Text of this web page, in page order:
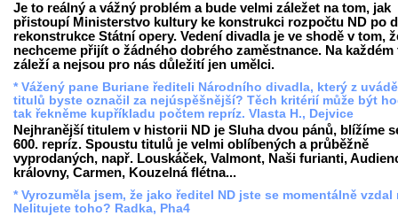
Je to reálný a vážný problém a bude velmi záležet na tom, jak
přistoupí Ministerstvo kultury ke konstrukci rozpočtu ND po
rekonstrukce Státní opery. Vedení divadla je ve shodě v tom,
nechceme přijít o žádného dobrého zaměstnance. Na
záleží a nejsou pro nás důležití jen umělci.
* Vážený pane Buriane řediteli Národního divadla, který z
titulů byste označil za nejúspěšnější? Těch kritérií může být
tak řekněme kupříkladu počtem repríz. Vlasta H., Dejvice
Nejhranější titulem v historii ND je Sluha dvou pánů, blížíme
600. repríz. Spoustu titulů je velmi oblíbených a průběžně
vyprodaných, např. Louskáček, Valmont, Naši furianti,
královny, Carmen, Kouzelná flétna...
* Vyrozuměla jsem, že jako ředitel ND jste se momentálně vzdal
Nelitujete toho? Radka, Pha4